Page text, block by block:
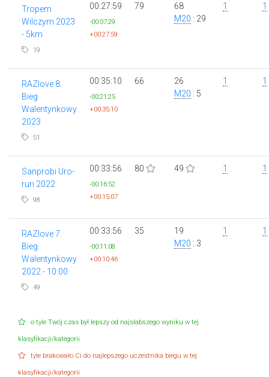
Tropem
Wilczym 2023
- 5km
19
00:27:59
-00:07:29
+00:27:59
79
68
M20 : 29
1 1
RAZlove 8.
Bieg
Walentynkowy
2023
51
00:35:10
-00:21:25
+00:35:10
66
26
M20 : 5
1 1
Sanprobi Uro-
run 2022
98
00:33:56
-00:16:52
+00:15:07
80 49 1 1
RAZlove 7.
Bieg
Walentynkowy
2022 - 10:00
49
00:33:56
-00:11:08
+00:10:46
35
19
M20 : 3
1 1
o tyle Twój czas był lepszy od najsłabszego wyniku w tej
klasyfikacji/kategorii
tyle brakowało Ci do najlepszego uczestnika biegu w tej
klasyfikacji/kategorii